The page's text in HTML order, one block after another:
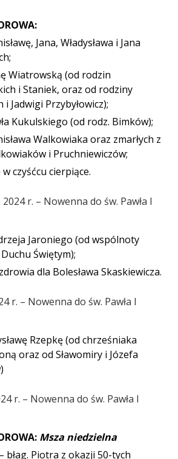
Jana, Władysława i Jana
Wiatrowską (od rodzin
i Staniek, oraz od rodziny
i Jadwigi Przybyłowicz);
Kukulskiego (od rodz. Bimków);
Walkowiaka oraz zmarłych z
i Pruchniewiczów;
czyśćcu cierpiące.
2024 r. – Nowenna do św. Pawła I
Jaroniego (od wspólnoty
Świętym);
dla Bolesława Skaskiewicza.
r. – Nowenna do św. Pawła I
Rzepkę (od chrześniaka
oraz od Sławomiry i Józefa
r. – Nowenna do św. Pawła I
Msza niedzielna
błag. Piotra z okazji 50-tych